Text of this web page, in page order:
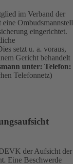
im Verband der
eine
eingerichtet.
setzt u. a. voraus,
Gericht behandelt
unter: Telefon:
Telefonnetz)
der Aufsicht der
Eine Beschwerde